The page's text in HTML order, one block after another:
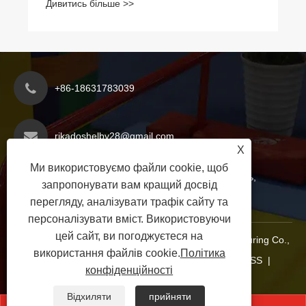
+86-18631783039
rikadoshelby28@gmail.com
Зона економічного розвитку округу Яньшань,
місто Цанчжоу, провінція Хебей, Китай
© 2025 Hebei Xinoutai Teaching Equipment Manufacturing Co.,
Ltd. Усі права захищено.Links|Sitemap RSS|
X
Ми використовуємо файли cookie, щоб
запропонувати вам кращий досвід
перегляду, аналізувати трафік сайту та
персоналізувати вміст. Використовуючи
цей сайт, ви погоджуєтеся на
використання файлів cookie.Політика
конфіденційності
Відхиляти прийняти